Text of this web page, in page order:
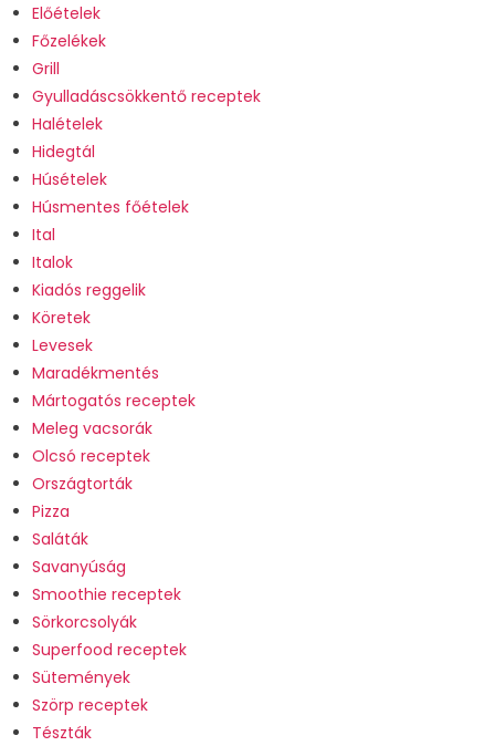
Előételek
Főzelékek
Grill
Gyulladáscsökkentő receptek
Halételek
Hidegtál
Húsételek
Húsmentes főételek
Ital
Italok
Kiadós reggelik
Köretek
Levesek
Maradékmentés
Mártogatós receptek
Meleg vacsorák
Olcsó receptek
Országtorták
Pizza
Saláták
Savanyúság
Smoothie receptek
Sörkorcsolyák
Superfood receptek
Sütemények
Szörp receptek
Tészták